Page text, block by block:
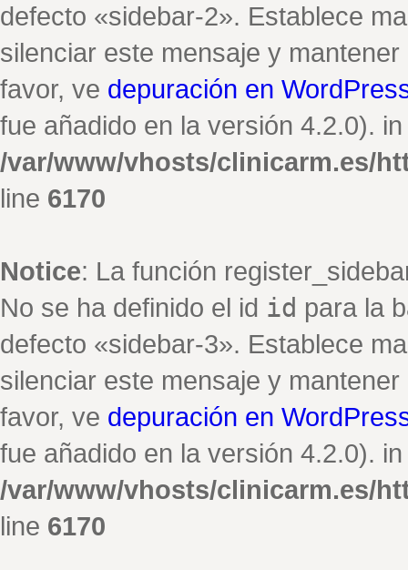
defecto «sidebar-2». Establece
silenciar este mensaje y
favor, ve depuración en
fue añadido en la versión 4.2.0). in
/var/www/vhosts/clinicarm.es/
line 6170
Notice: La función
No se ha definido el id id para la
defecto «sidebar-3». Establece
silenciar este mensaje y
favor, ve depuración en
fue añadido en la versión 4.2.0). in
/var/www/vhosts/clinicarm.es/
line 6170